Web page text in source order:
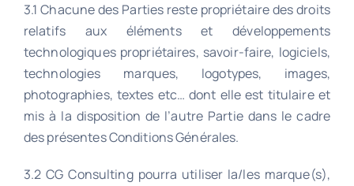
3.1 Chacune des Parties reste propriétaire des droits
relatifs aux éléments et développements
technologiques propriétaires, savoir-faire, logiciels,
technologies marques, logotypes, images,
photographies, textes etc… dont elle est titulaire et
mis à la disposition de l’autre Partie dans le cadre
des présentes Conditions Générales.
3.2 CG Consulting pourra utiliser la/les marque(s),